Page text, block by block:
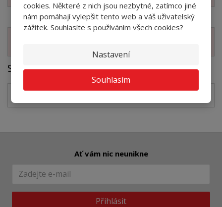
cookies. Některé z nich jsou nezbytné, zatímco jiné
nám pomáhají vylepšit tento web a váš uživatelský
zážitek. Souhlasíte s používáním všech cookies?
Nastavení
Souhlasím
Soubory ke stažení
Ať vám nic neunikne
Přihlásit